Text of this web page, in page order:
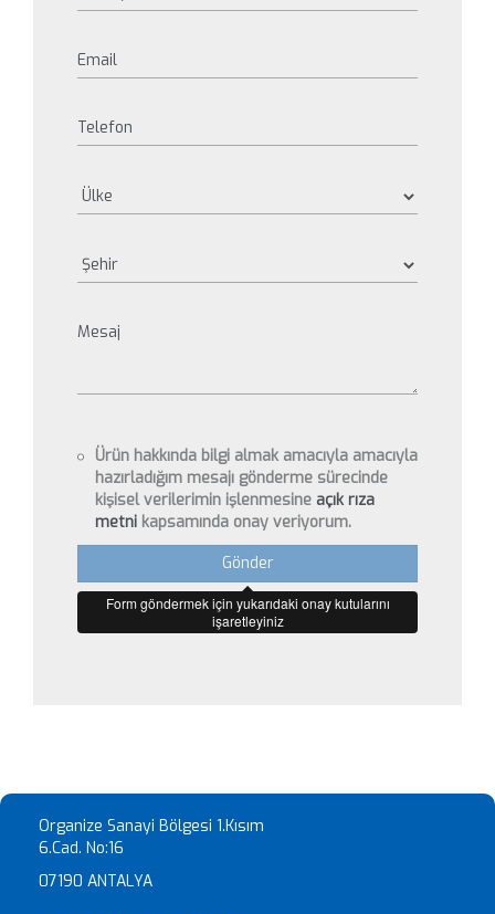
Ürün hakkında bilgi almak amacıyla amacıyla
hazırladığım mesajı gönderme sürecinde
kişisel verilerimin işlenmesine açık rıza
metnikapsamında onay veriyorum.
Gönder
Form göndermek için yukarıdaki onay kutularını
işaretleyiniz
Organize Sanayi Bölgesi 1.Kısım
6.Cad. No:16
07190 ANTALYA